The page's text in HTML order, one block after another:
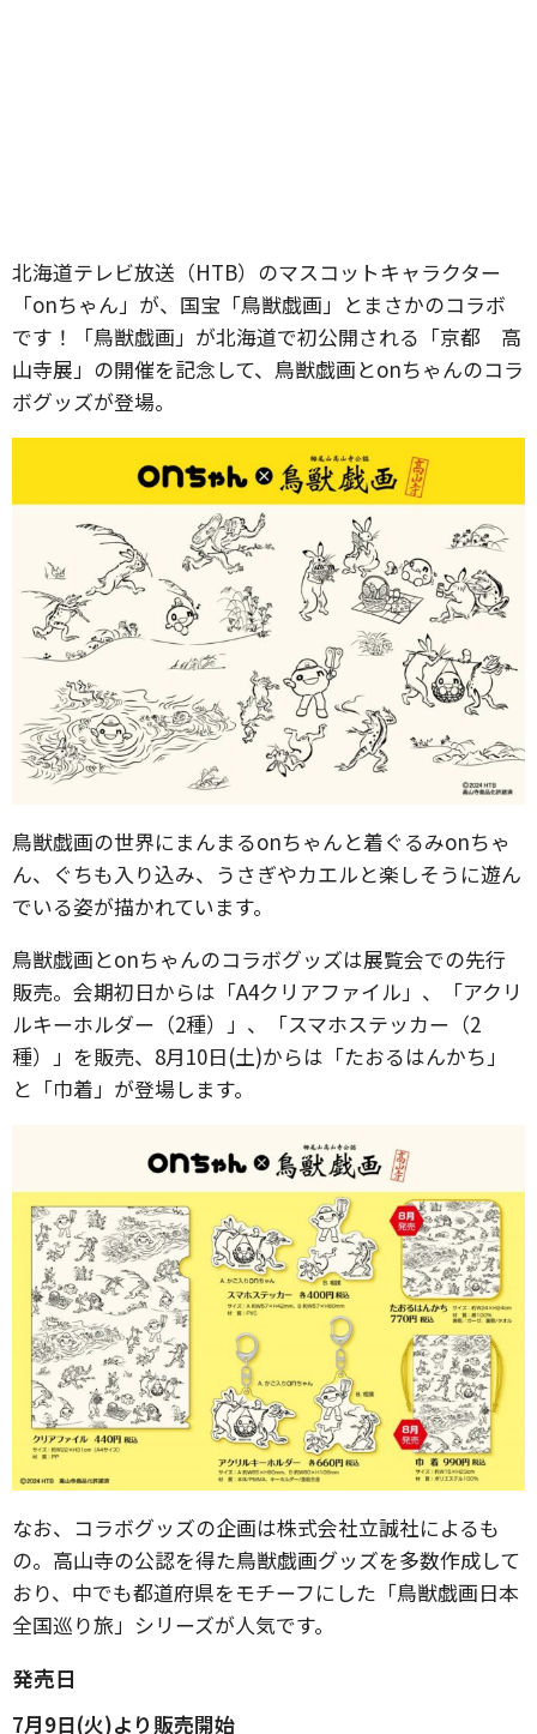
北海道テレビ放送（HTB）のマスコットキャラクター
「onちゃん」が、国宝「鳥獣戯画」とまさかのコラボ
です！「鳥獣戯画」が北海道で初公開される「京都 高
山寺展」の開催を記念して、鳥獣戯画とonちゃんのコラ
ボグッズが登場。
鳥獣戯画の世界にまんまるonちゃんと着ぐるみonちゃ
ん、ぐちも入り込み、うさぎやカエルと楽しそうに遊ん
でいる姿が描かれています。
鳥獣戯画とonちゃんのコラボグッズは展覧会での先行
販売。会期初日からは「A4クリアファイル」、「アクリ
ルキーホルダー（2種）」、「スマホステッカー（2
種）」を販売、8月10日(土)からは「たおるはんかち」
と「巾着」が登場します。
なお、コラボグッズの企画は株式会社立誠社によるも
の。高山寺の公認を得た鳥獣戯画グッズを多数作成して
おり、中でも都道府県をモチーフにした「鳥獣戯画日本
全国巡り旅」シリーズが人気です。
発売日
7月9日(火)より販売開始